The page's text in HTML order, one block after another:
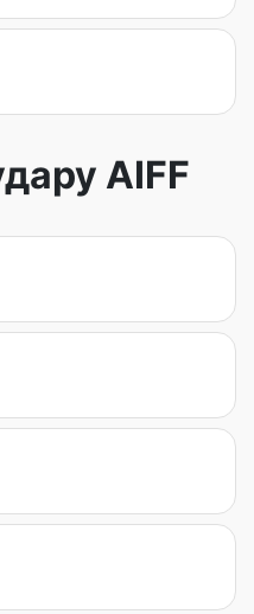
AIFF